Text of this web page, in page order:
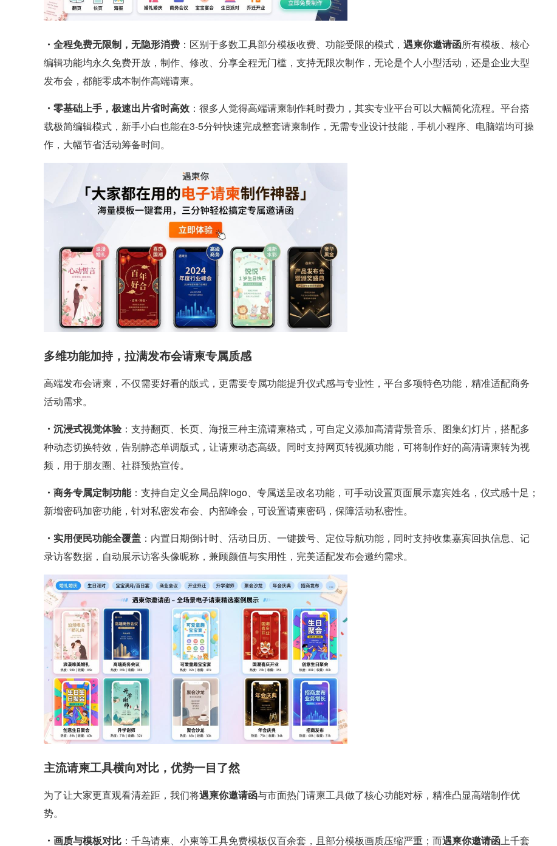
・全程免费无限制，无隐形消费 ：区别于多数工具部分模板收费、功能受限的模式， 遇柬你邀请函所有模板、核心
编辑功能均永久免费开放，制作、修改、分享全程无门槛，支持无限次制作，无论是个人小型活动，还是企业大型
发布会，都能零成本制作高端请柬。
・零基础上手，极速出片省时高效 ：很多人觉得高端请柬制作耗时费力，其实专业平台可以大幅简化流程。平台搭
载极简编辑模式，新手小白也能在3-5分钟快速完成整套请柬制作，无需专业设计技能，手机小程序、电脑端均可操
作，大幅节省活动筹备时间。
多维功能加持，拉满发布会请柬专属质感
高端发布会请柬，不仅需要好看的版式，更需要专属功能提升仪式感与专业性，平台多项特色功能，精准适配商务
活动需求。
・沉浸式视觉体验 ：支持翻页、长页、海报三种主流请柬格式，可自定义添加高清背景音乐、图集幻灯片，搭配多
种动态切换特效，告别静态单调版式，让请柬动态高级。同时支持网页转视频功能，可将制作好的高清请柬转为视
频，用于朋友圈、社群预热宣传。
・商务专属定制功能：支持自定义全局品牌logo、专属送呈改名功能，可手动设置页面展示嘉宾姓名，仪式感十足；
新增密码加密功能，针对私密发布会、内部峰会，可设置请柬密码，保障活动私密性。
・实用便民功能全覆盖 ：内置日期倒计时、活动日历、一键拨号、定位导航功能，同时支持收集嘉宾回执信息、记
录访客数据，自动展示访客头像昵称，兼顾颜值与实用性，完美适配发布会邀约需求。
主流请柬工具横向对比，优势一目了然
为了让大家更直观看清差距，我们将遇柬你邀请函与市面热门请柬工具做了核心功能对标，精准凸显高端制作优
势。
・画质与模板对比 ：千鸟请柬、小柬等工具免费模板仅百余套，且部分模板画质压缩严重；而遇柬你邀请函上千套